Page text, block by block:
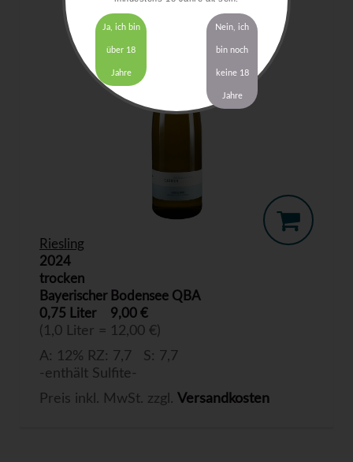
Riesling
2024
trocken
Bayerischer Bodensee QBA
0,75 Liter
9,00 €
(1,0 Liter = 12,00 €)
A: 12% RZ: 7,7 S: 7,7
-enthält Sulfite-
Preis inkl. MwSt. zzgl. Versandkosten
Ja, ich bin
über 18
Jahre
Nein, ich
bin noch
keine 18
Jahre